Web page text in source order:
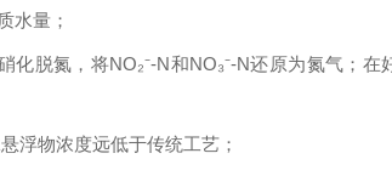
水量；
脱氮，将NO₂⁻-N和NO₃⁻-N还原为氮气；
浮物浓度远低于传统工艺；